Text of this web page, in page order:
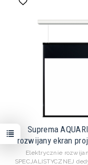
Suprema
rozwijany ekran
Elektrycznie
SPECJALISTYCZNEJ